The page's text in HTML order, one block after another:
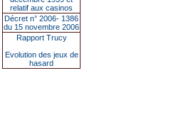
relatif aux casinos
Décret n° 2006- 1386
du 15 novembre 2006
Rapport Trucy
Evolution des jeux de
hasard